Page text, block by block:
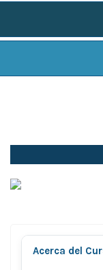
Acerca del